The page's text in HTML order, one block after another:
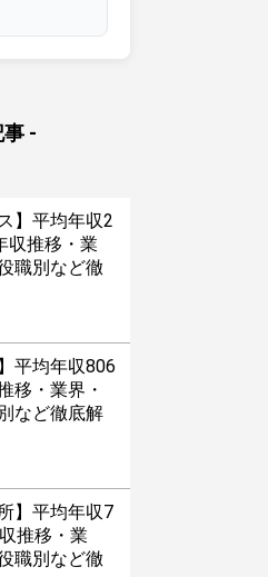
-
】平均年収2
収推移・業
職別など徹
平均年収806
移・業界・
など徹底解
】平均年収7
推移・業
職別など徹